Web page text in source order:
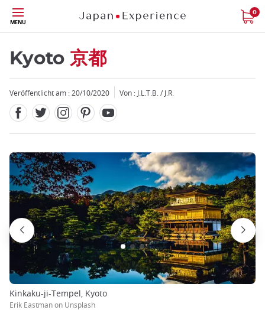
Größe
MENU
0
Kyoto 京都
Veröffentlicht am : 20/10/2020 Von : J.L.T.B. / J.R.
Kinkaku-ji-Tempel, Kyoto
Erik Eastman on Unsplash
Schließen
Schließen